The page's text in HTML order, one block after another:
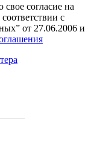
согласие на
с
от 27.06.2006 и